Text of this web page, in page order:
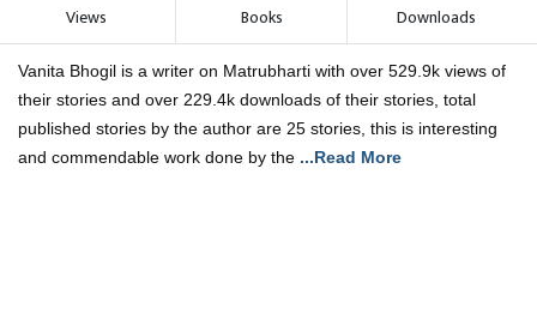
Views Books Downloads
Vanita Bhogil is a writer on Matrubharti with over 529.9k views of
their stories and over 229.4k downloads of their stories, total
published stories by the author are 25 stories, this is interesting
and commendable work done by the ...Read More